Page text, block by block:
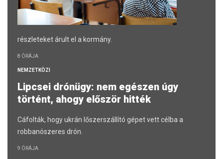
részleteket árult el a kormány.
8 ÓRÁJA
NEMZETKÖZI
Lipcsei drónügy: nem egészen úgy
történt, ahogy először hitték
Cáfolták, hogy ukrán lőszerszállító gépet vett célba a
robbanószeres drón.
9 ÓRÁJA